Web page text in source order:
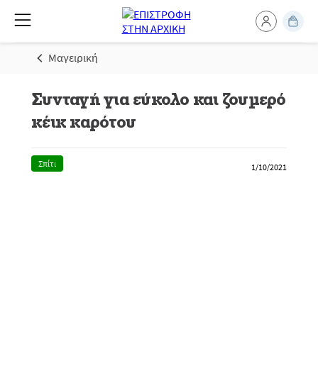
Μαγειρική
Συνταγή για εύκολο και ζουμερό
κέικ καρότου
Σπίτι 1/10/2021